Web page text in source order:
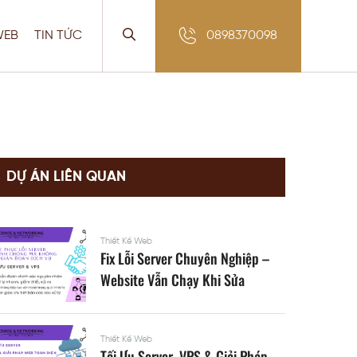
TIN TỨC 0898370098
DỰ ÁN LIÊN QUAN
Thiết Kế Web
Fix Lỗi Server Chuyên Nghiệp –
Website Vẫn Chạy Khi Sửa
Thiết Kế Web